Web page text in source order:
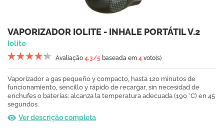
VAPORIZADOR IOLITE - INHALE PORTÁTIL V.2
Iolite
Avaliação 4.3/5 baseada em 4 voto(s)
Vaporizador a gas pequeño y compacto, hasta 120 minutos de
funcionamiento, sencillo y rápido de recargar, sin necesidad de
enchufes o baterías; alcanza la temperatura adecuada (190 °C) en 45
segundos.
Ver descrição completa